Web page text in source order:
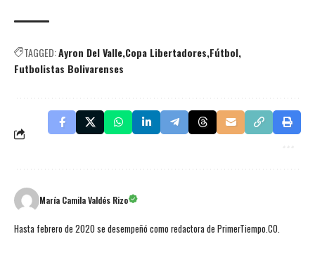
TAGGED:Ayron Del Valle Copa Libertadores Fútbol
Futbolistas Bolivarenses
María Camila Valdés Rizo
Hasta febrero de 2020 se desempeñó como redactora de PrimerTiempo.CO.